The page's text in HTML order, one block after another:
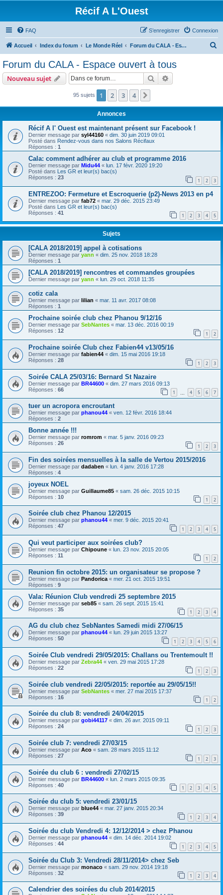
Récif A L'Ouest
FAQ Connexion
S’enregistrer
Accueil Index du forum Le Monde Réel Forum du CALA - Espace ouvert à tous
r
Forum du CALA - Espace ouvert à tous
Nouveau sujet Rechercher
95 sujets 1 2 3 4
Annonces
Récif A l' Ouest est maintenant présent sur Facebook !
Dernier message par syl44160 « dim. 30 juin 2019 09:01
Posté dans Rendez-vous dans nos Salons Récifaux
Réponses : 1
Cala: comment adhérer au club et programme 2016
Dernier message par Midu44 « lun. 17 févr. 2020 19:20
Posté dans Les GR et leur(s) bac(s)
Réponses : 23 1 2 3
ENTREZOO: Fermeture et Escroquerie (p2)-News 2013 en p4
Dernier message par fab72 « mar. 29 déc. 2015 23:49
Posté dans Les GR et leur(s) bac(s)
Réponses : 41 1 2 3 4 5
Sujets
[CALA 2018/2019] appel à cotisations
Dernier message par yann « dim. 25 nov. 2018 18:28
Réponses : 1
[CALA 2018/2019] rencontres et commandes groupées
Dernier message par yann « lun. 29 oct. 2018 11:35
cotiz cala
Dernier message par lilian « mar. 11 avr. 2017 08:08
Réponses : 1
Prochaine soirée club chez Phanou 9/12/16
Dernier message par SebNantes « mar. 13 déc. 2016 00:19
Réponses : 12 1 2
Prochaine soirée Club chez Fabien44 v13/05/16
Dernier message par fabien44 « dim. 15 mai 2016 19:18
Réponses : 28 1 2 3
Soirée CALA 25/03/16: Bernard St Nazaire
Dernier message par BR44600 « dim. 27 mars 2016 09:13
Réponses : 66 1 4 5 6 7
tuer un acropora encroutant
Dernier message par phanou44 « ven. 12 févr. 2016 18:44
Réponses : 2
Bonne année !!!
Dernier message par romrom « mar. 5 janv. 2016 09:23
Réponses : 26 1 2 3
Fin des soirées mensuelles à la salle de Vertou 2015/2016
Dernier message par dadaben « lun. 4 janv. 2016 17:28
Réponses : 4
joyeux NOEL
Dernier message par Guillaume85 « sam. 26 déc. 2015 10:15
Réponses : 10 1 2
Soirée club chez Phanou 12/2015
Dernier message par phanou44 « mer. 9 déc. 2015 20:41
Réponses : 47 1 2 3 4 5
Qui veut participer aux soirées club?
Dernier message par Chipoune « lun. 23 nov. 2015 20:05
Réponses : 11 1 2
Reunion fin octobre 2015: un organisateur se propose ?
Dernier message par Pandorica « mer. 21 oct. 2015 19:51
Réponses : 9
Vala: Réunion Club vendredi 25 septembre 2015
Dernier message par seb85 « sam. 26 sept. 2015 15:41
Réponses : 35 1 2 3 4
AG du club chez SebNantes Samedi midi 27/06/15
Dernier message par phanou44 « lun. 29 juin 2015 13:27
Réponses : 50 1 2 3 4 5 6
Soirée Club vendredi 29/05/2015: Challans ou Trentemoult !!
Dernier message par Zebra44 « ven. 29 mai 2015 17:28
Réponses : 22 1 2 3
Soirée club vendredi 22/05/2015: reportée au 29/05/15!!
Dernier message par SebNantes « mer. 27 mai 2015 17:37
Réponses : 16 1 2
Soirée du club 8: vendredi 24/04/2015
Dernier message par gobi44117 « dim. 26 avr. 2015 09:11
Réponses : 24 1 2 3
Soirée club 7: vendredi 27/03/15
Dernier message par Aco « sam. 28 mars 2015 11:12
Réponses : 27 1 2 3
Soirée du club 6 : vendredi 27/02/15
Dernier message par BR44600 « lun. 2 mars 2015 09:35
Réponses : 40 1 2 3 4 5
Soirée du club 5: vendredi 23/01/15
Dernier message par blue44 « mar. 27 janv. 2015 20:34
Réponses : 39 1 2 3 4
Soirée du club Vendredi 4: 12/12/2014 > chez Phanou
Dernier message par phanou44 « dim. 14 déc. 2014 19:02
Réponses : 44 1 2 3 4 5
Soirée du Club 3: Vendredi 28/11/2014> chez Seb
Dernier message par monaco « sam. 29 nov. 2014 19:18
Réponses : 32 1 2 3 4
Calendrier des soirées du club 2014/2015